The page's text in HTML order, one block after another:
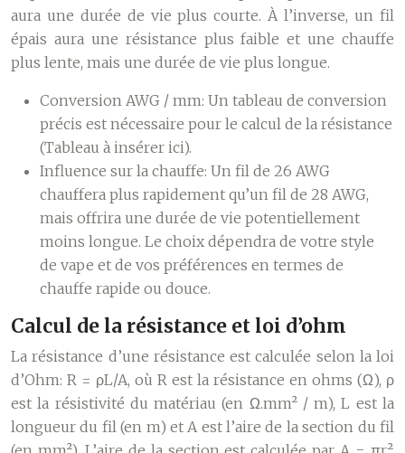
aura une durée de vie plus courte. À l’inverse, un fil
épais aura une résistance plus faible et une chauffe
plus lente, mais une durée de vie plus longue.
Conversion AWG / mm: Un tableau de conversion
précis est nécessaire pour le calcul de la résistance
(Tableau à insérer ici).
Influence sur la chauffe: Un fil de 26 AWG
chauffera plus rapidement qu’un fil de 28 AWG,
mais offrira une durée de vie potentiellement
moins longue. Le choix dépendra de votre style
de vape et de vos préférences en termes de
chauffe rapide ou douce.
Calcul de la résistance et loi d’ohm
La résistance d’une résistance est calculée selon la loi
d’Ohm: R = ρL/A, où R est la résistance en ohms (Ω), ρ
est la résistivité du matériau (en Ω.mm² / m), L est la
longueur du fil (en m) et A est l’aire de la section du fil